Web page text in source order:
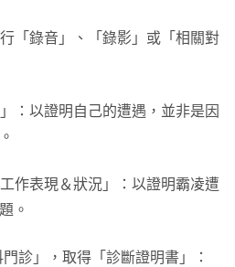
「錄音」、「錄影」或「相關對
：以證明自己的遭遇，並非是因
作表現＆狀況」：以證明霸凌遭
。
診」，取得「診斷證明書」：